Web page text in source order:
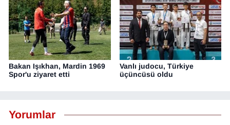
Bakan Işıkhan, Mardin 1969
Spor'u ziyaret etti
Vanlı judocu, Türkiye
üçüncüsü oldu
Yorumlar